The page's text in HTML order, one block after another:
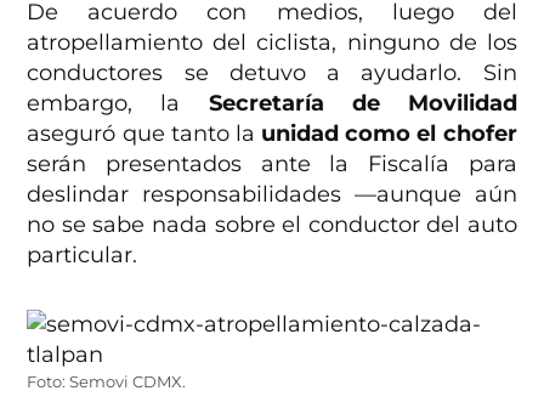
De acuerdo con medios, luego del
atropellamiento del ciclista, ninguno de los
conductores se detuvo a ayudarlo. Sin
embargo, la
Secretaría de Movilidad
aseguró que tanto la unidad como el chofer
serán presentados ante la Fiscalía para
deslindar responsabilidades —aunque aún
no se sabe nada sobre el conductor del auto
particular.
Foto: Semovi CDMX.